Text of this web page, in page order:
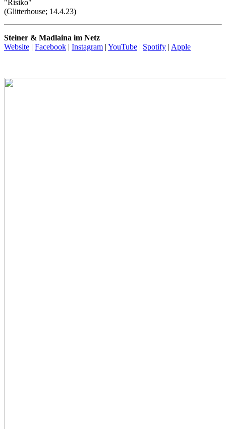
"Risiko"
(Glitterhouse; 14.4.23)
Steiner & Madlaina im Netz
Website | Facebook | Instagram | YouTube | Spotify | Apple